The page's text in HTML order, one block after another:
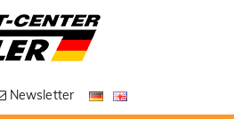
Newsletter